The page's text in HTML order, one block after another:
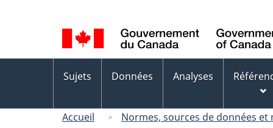
de
la
langue
des
Sujets Données Analyses
Accueil Normes, sources de données et